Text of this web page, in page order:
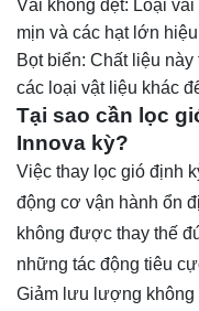
Vải không dệt: Loại
mịn và các hạt lớn
Bọt biển: Chất liệu
các loại vật liệu khác
Tại sao cần lọc
Innova kỳ?
Việc thay lọc gió định
động cơ vận hành ổn
không được thay thế
những tác động tiêu
Giảm lưu lượng không